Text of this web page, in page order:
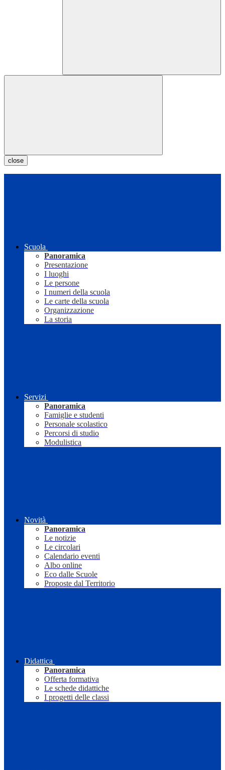
close
Scuola
Panoramica
Presentazione
I luoghi
Le persone
I numeri della scuola
Le carte della scuola
Organizzazione
La storia
Servizi
Panoramica
Famiglie e studenti
Personale scolastico
Percorsi di studio
Modulistica
Novità
Panoramica
Le notizie
Le circolari
Calendario eventi
Albo online
Eco dalle Scuole
Proposte dal Territorio
Didattica
Panoramica
Offerta formativa
Le schede didattiche
I progetti delle classi